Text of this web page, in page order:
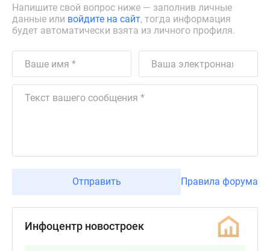
Напишите свой вопрос ниже — заполнив личные
данные или войдите на сайт, тогда информация
будет автоматически взята из личного профиля.
Отправить Правила форума
Инфоцентр новостроек